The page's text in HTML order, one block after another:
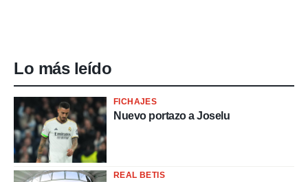
Lo más leído
FICHAJES
Nuevo portazo a Joselu
REAL BETIS